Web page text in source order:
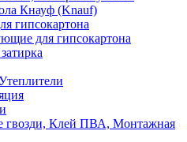
Кнауф (Knauf)
гипсокартона
для гипсокартона
гвозди, Клей ПВА, Монтажная